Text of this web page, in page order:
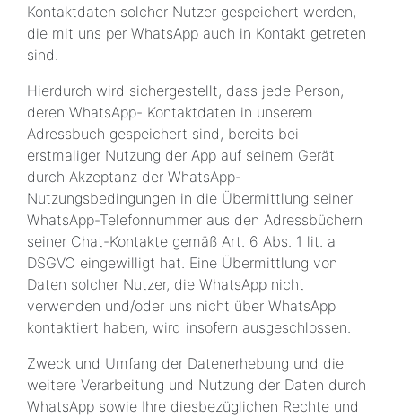
Kontaktdaten solcher Nutzer gespeichert werden,
die mit uns per WhatsApp auch in Kontakt getreten
sind.
Hierdurch wird sichergestellt, dass jede Person,
deren WhatsApp- Kontaktdaten in unserem
Adressbuch gespeichert sind, bereits bei
erstmaliger Nutzung der App auf seinem Gerät
durch Akzeptanz der WhatsApp-
Nutzungsbedingungen in die Übermittlung seiner
WhatsApp-Telefonnummer aus den Adressbüchern
seiner Chat-Kontakte gemäß Art. 6 Abs. 1 lit. a
DSGVO eingewilligt hat. Eine Übermittlung von
Daten solcher Nutzer, die WhatsApp nicht
verwenden und/oder uns nicht über WhatsApp
kontaktiert haben, wird insofern ausgeschlossen.
Zweck und Umfang der Datenerhebung und die
weitere Verarbeitung und Nutzung der Daten durch
WhatsApp sowie Ihre diesbezüglichen Rechte und